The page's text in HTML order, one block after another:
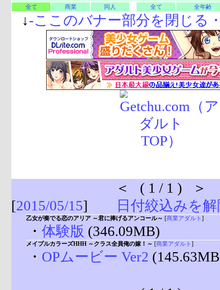
全て
商業 同人 全て 全年齢
↓-ここのバナー部分を閉じる
＜ ( 1 / 1 ) ＞
[2015/05/15] 日付絞込みを
乙女が奏でる恋のアリア ～君に捧げるアンコール～ [商業アダルト ]
・ 体験版 (346.09MB)
メイプルカラーズHHH ～クラス全員俺の嫁！～ [商業アダルト ]
・ OPムービー Ver2